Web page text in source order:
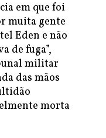
em que foi
muita gente
Eden e não
de fuga”,
militar
das mãos
morta